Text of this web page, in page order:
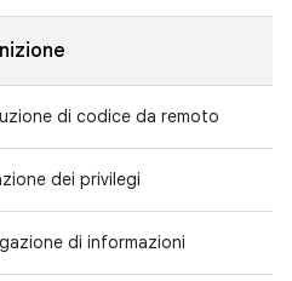
di codice da remoto
dei privilegi
di informazioni